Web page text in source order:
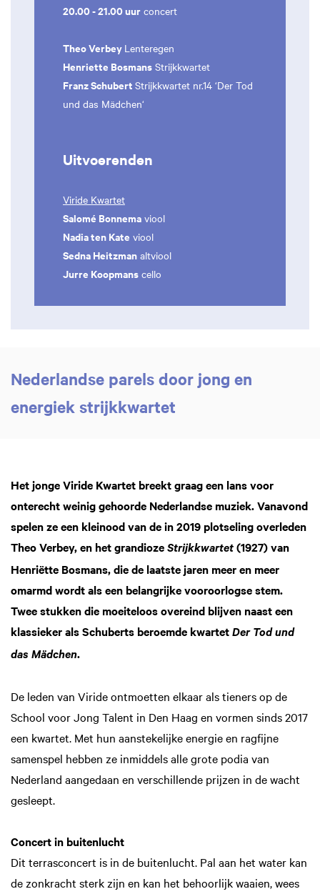
20.00 - 21.00 uur concert
Theo Verbey Lenteregen
Henriette Bosmans Strijkkwartet
Franz Schubert Strijkkwartet nr.14 ‘Der Tod
und das Mädchen‘
Uitvoerenden
Viride Kwartet
Salomé Bonnema viool
Nadia ten Kate viool
Sedna Heitzman altviool
Jurre Koopmans cello
Nederlandse parels door jong en
energiek strijkkwartet
Het jonge Viride Kwartet breekt graag een lans voor
onterecht weinig gehoorde Nederlandse muziek. Vanavond
spelen ze een kleinood van de in 2019 plotseling overleden
Theo Verbey, en het grandioze Strijkkwartet (1927) van
Henriëtte Bosmans, die de laatste jaren meer en meer
omarmd wordt als een belangrijke vooroorlogse stem.
Twee stukken die moeiteloos overeind blijven naast een
klassieker als Schuberts beroemde kwartet Der Tod und
das Mädchen.
De leden van Viride ontmoetten elkaar als tieners op de
School voor Jong Talent in Den Haag en vormen sinds 2017
een kwartet. Met hun aanstekelijke energie en ragfijne
samenspel hebben ze inmiddels alle grote podia van
Nederland aangedaan en verschillende prijzen in de wacht
gesleept.
Concert in buitenlucht
Dit terrasconcert is in de buitenlucht. Pal aan het water kan
de zonkracht sterk zijn en kan het behoorlijk waaien, wees